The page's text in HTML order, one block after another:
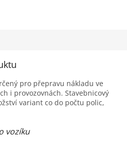
pro přepravu nákladu ve
i provozovnách. Stavebnicový
variant co do počtu polic,
vozíku